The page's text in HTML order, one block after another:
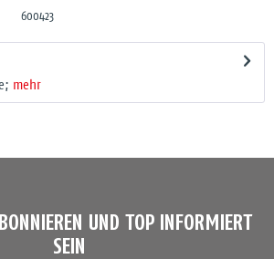
600423
mehr
UND TOP INFORMIERT
SEIN